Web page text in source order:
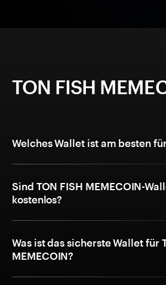
TON FISH
Welches Wallet ist am besten
Sind TON FISH MEMECOIN-
kostenlos?
Was ist das sicherste Wallet für
MEMECOIN?